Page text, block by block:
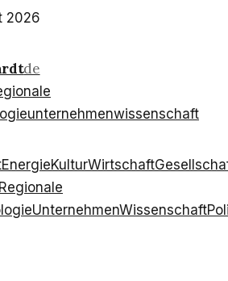
2026
de
unternehmenwissenschaft
EnergieKulturWirtschaft
Regionale
UnternehmenWissenschaft